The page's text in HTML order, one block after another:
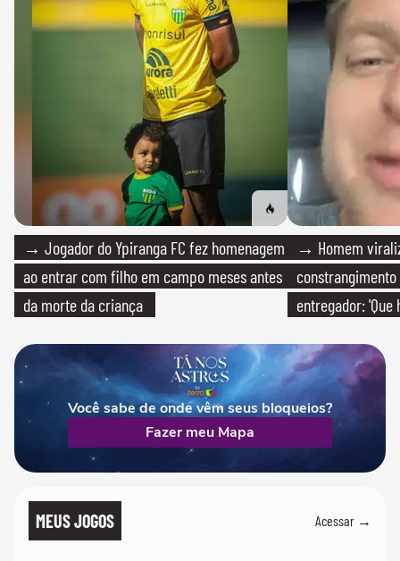
→ Jogador do Ypiranga FC fez homenagem
ao entrar com filho em campo meses antes
da morte da criança
→ Homem
entregador: 'Que
Você sabe de onde vêm seus bloqueios?
Fazer meu Mapa
MEUS JOGOS Acessar →